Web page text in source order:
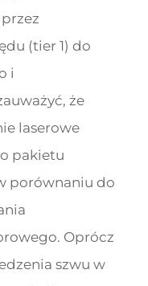
(tier 1) do
i
że
laserowe
pakietu
porównaniu do
Oprócz
szwu w